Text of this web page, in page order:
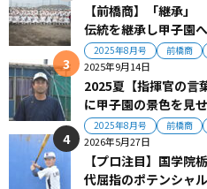
【前橋商】「継承」
伝統を継承し甲子園
2025年8月号 前橋商
2025年9月14日
2025夏【指揮官の言
に甲子園の景色を見せ
2025年8月号 前橋商
2026年5月27日
【プロ注目】国学
代屈指のポテンシャ